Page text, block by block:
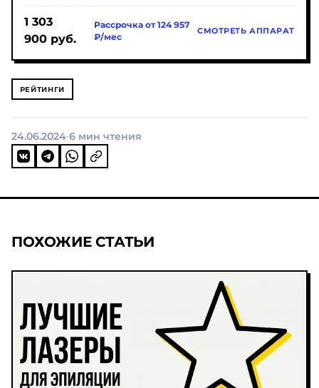
1 303
900 руб.
Рассрочка от 124 957
₽/мес
СМОТРЕТЬ АППАРАТ
РЕЙТИНГИ
24.06.2024·6 мин чтения
ПОХОЖИЕ СТАТЬИ